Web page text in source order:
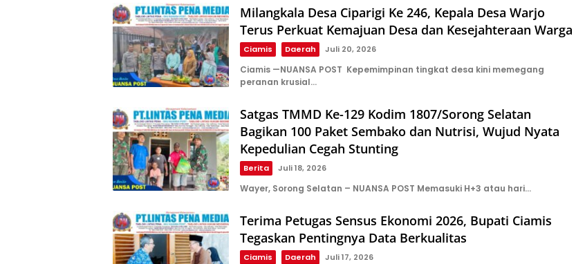
Milangkala Desa Ciparigi Ke 246, Kepala Desa Warjo
Terus Perkuat Kemajuan Desa dan Kesejahteraan Warga
Ciamis Daerah Juli 20, 2026
Ciamis —NUANSA POST Kepemimpinan tingkat desa kini memegang
peranan krusial…
Satgas TMMD Ke-129 Kodim 1807/Sorong Selatan
Bagikan 100 Paket Sembako dan Nutrisi, Wujud Nyata
Kepedulian Cegah Stunting
Berita Juli 18, 2026
Wayer, Sorong Selatan – NUANSA POST Memasuki H+3 atau hari…
Terima Petugas Sensus Ekonomi 2026, Bupati Ciamis
Tegaskan Pentingnya Data Berkualitas
Ciamis Daerah Juli 17, 2026